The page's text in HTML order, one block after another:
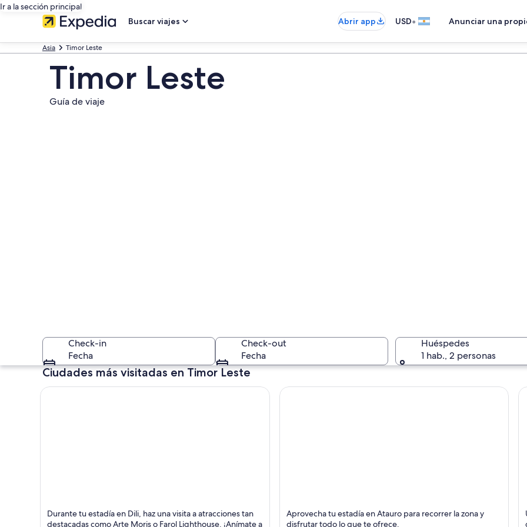
Ir a la sección principal
Buscar viajes
Abrir app USD• Anunciar una
Asia Timor Leste
Timor Leste
Guía de viaje
Un
Check-in
Fecha
Check-out
Fecha
Huéspedes
1 hab., 2 personas
Ciudades más visitadas en Timor Leste
DiliDurante tu estadía en Dili, haz una visita a atracciones tan
destacadas como Arte Moris o Farol Lighthouse. ¡Anímate a
Atauro
Aprovecha tu estadía en Atauro para recorrer la zona y
disfrutar todo lo que te ofrece.